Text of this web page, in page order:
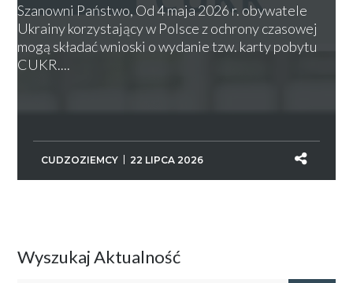
Szanowni Państwo, Od 4 maja 2026 r. obywatele
Ukrainy korzystający w Polsce z ochrony czasowej
mogą składać wnioski o wydanie tzw. karty pobytu
CUKR....
CUDZOZIEMCY 22 LIPCA 2026
Wyszukaj Aktualność